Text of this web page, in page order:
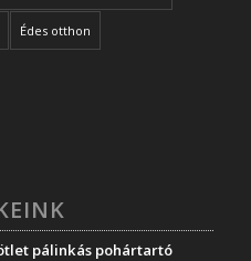
Édes otthon
pálinkás pohártartó